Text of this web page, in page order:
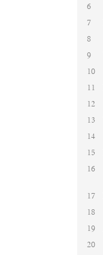
6
7
8
9
10
11
12
13
14
15
16
17
18
19
20